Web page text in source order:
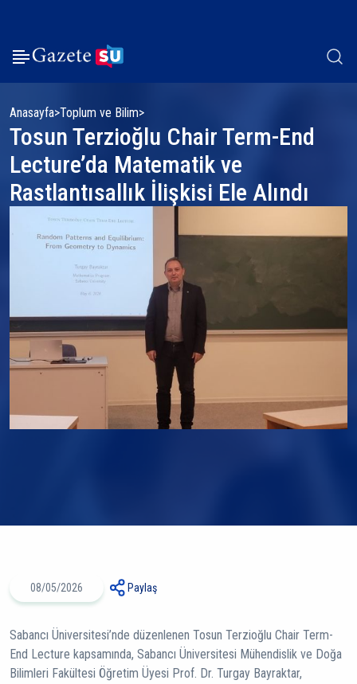
Anasayfa Toplum ve Bilim
Tosun Terzioğlu Chair Term-End
Lecture’da Matematik ve
Rastlantısallık İlişkisi Ele Alındı
08/05/2026 Paylaş
Sabancı Üniversitesi’nde düzenlenen Tosun Terzioğlu Chair Term-
End Lecture kapsamında, Sabancı Üniversitesi Mühendislik ve Doğa
Bilimleri Fakültesi Öğretim Üyesi Prof. Dr. Turgay Bayraktar,